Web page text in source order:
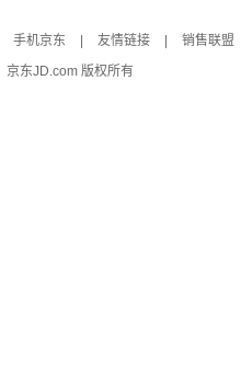
手机京东 友情链接 销售联盟
京东JD.com 版权所有